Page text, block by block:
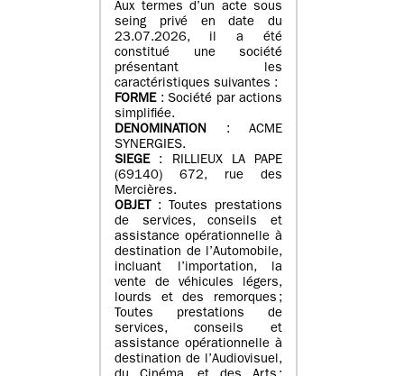
Aux termes d’un acte sous
seing privé en date du
23.07.2026, il a été
constitué une société
présentant les
caractéristiques suivantes :
FORME: Société par actions
simplifiée.
DENOMINATION : ACME
SYNERGIES.
SIEGE: RILLIEUX LA PAPE
(69140) 672, rue des
Mercières.
OBJET
: Toutes prestations
de services, conseils et
assistance opérationnelle à
destination de l’Automobile,
incluant l’importation, la
vente de véhicules légers,
lourds et des remorques ;
Toutes prestations de
services, conseils et
assistance opérationnelle à
destination de l’Audiovisuel,